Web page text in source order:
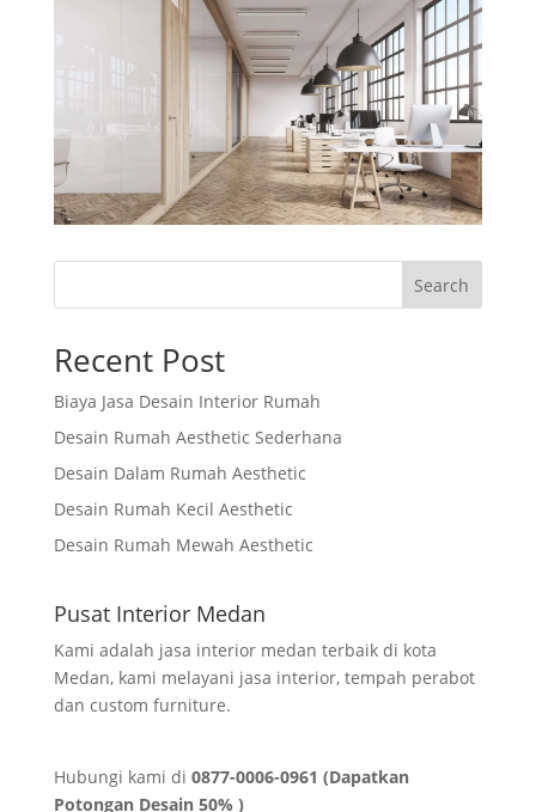
Search
Recent Post
Biaya Jasa Desain Interior Rumah
Desain Rumah Aesthetic Sederhana
Desain Dalam Rumah Aesthetic
Desain Rumah Kecil Aesthetic
Desain Rumah Mewah Aesthetic
Pusat Interior Medan
Kami adalah jasa interior medan terbaik di kota
Medan, kami melayani jasa interior, tempah perabot
dan custom furniture.
Hubungi kami di 0877-0006-0961 (Dapatkan
Potongan Desain 50% )